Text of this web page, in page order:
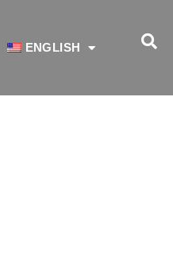
ENGLISH